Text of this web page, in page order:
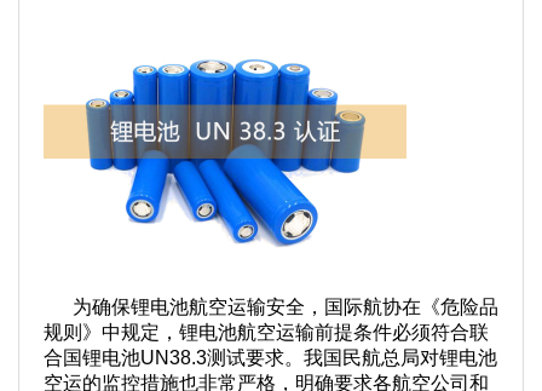
为确保锂电池航空运输安全，国际航协在《危险品
规则》中规定，锂电池航空运输前提条件必须符合联
合国锂电池UN38.3测试要求。我国民航总局对锂电池
空运的监控措施也非常严格，明确要求各航空公司和